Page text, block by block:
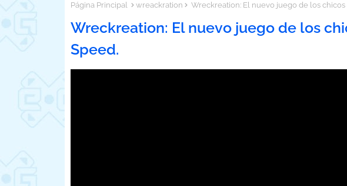
Página Principal wreackration Wreckreation: El nuevo juego de los
Wreckreation: El nuevo juego de los
Speed.